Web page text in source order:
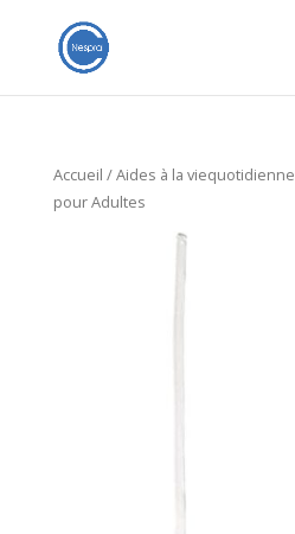
Accueil /Aides à la viequotidienne
pour Adultes